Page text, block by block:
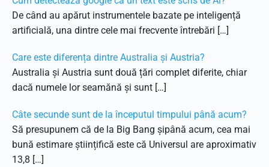
De când au apărut instrumentele bazate pe inteligență
artificială, una dintre cele mai frecvente întrebări […]
Care este diferența dintre Australia și Austria?
Australia și Austria sunt două țări complet diferite, chiar
dacă numele lor seamănă și sunt […]
Câte secunde sunt de la începutul timpului până acum?
Să presupunem că de la Big Bang șipână acum, cea mai
bună estimare științifică este că Universul are aproximativ
13,8 […]